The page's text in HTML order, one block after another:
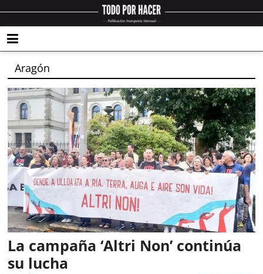
Aragón
La campaña ‘Altri Non’ continúa
su lucha